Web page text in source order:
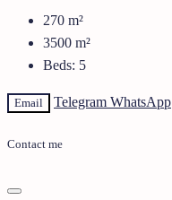
270 m²
3500 m²
Beds: 5
Email Telegram WhatsApp
Contact me